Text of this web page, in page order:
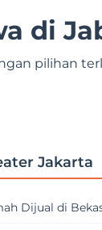
di
pilihan
Jakarta
Dijual di